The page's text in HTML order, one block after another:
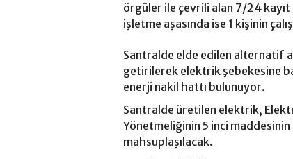
örgüler ile çevrili alan 7/24 kayıt
işletme aşasında ise 1 kişinin
Santralde elde edilen alternatif
getirilerek elektrik şebekesine
enerji nakil hattı bulunuyor.
Santralde üretilen elektrik,
Yönetmeliğinin 5 inci
mahsuplaşılacak.